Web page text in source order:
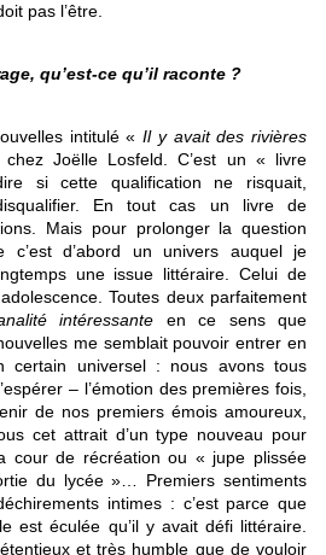
pas l’être.
qu’est-ce qu’il raconte ?
intitulé « Il y avait des rivières
chez Joëlle Losfeld. C’est un « livre
si cette qualification ne risquait,
En tout cas un livre de
Mais pour prolonger la question
c’est d’abord un univers auquel je
une issue littéraire. Celui de
Toutes deux parfaitement
intéressante en ce sens que
me semblait pouvoir entrer en
certain universel : nous avons tous
– l’émotion des premières fois,
de nos premiers émois amoureux,
cet attrait d’un type nouveau pour
cour de récréation ou « jupe plissée
du lycée »… Premiers sentiments
intimes : c’est parce que
est éculée qu’il y avait défi littéraire.
et très humble que de vouloir